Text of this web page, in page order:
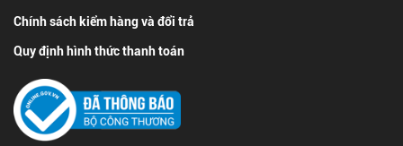
Chính sách kiểm hàng và đổi trả
Quy định hình thức thanh toán